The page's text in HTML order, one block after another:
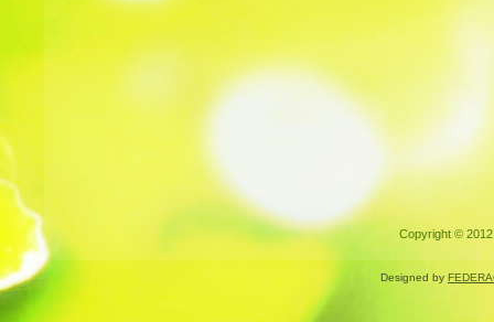
Copyright ©
Designed by